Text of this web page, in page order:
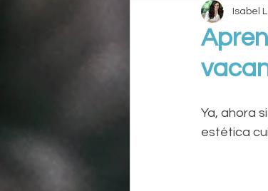
PSICOLOGÍA
PSICOLOGÍA
HOJA DE VIDA
Isabel
Ya, ahora
estética